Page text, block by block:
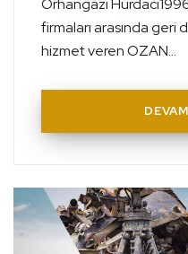
Orhangazi
firmaları arasında
hizmet veren OZAN...